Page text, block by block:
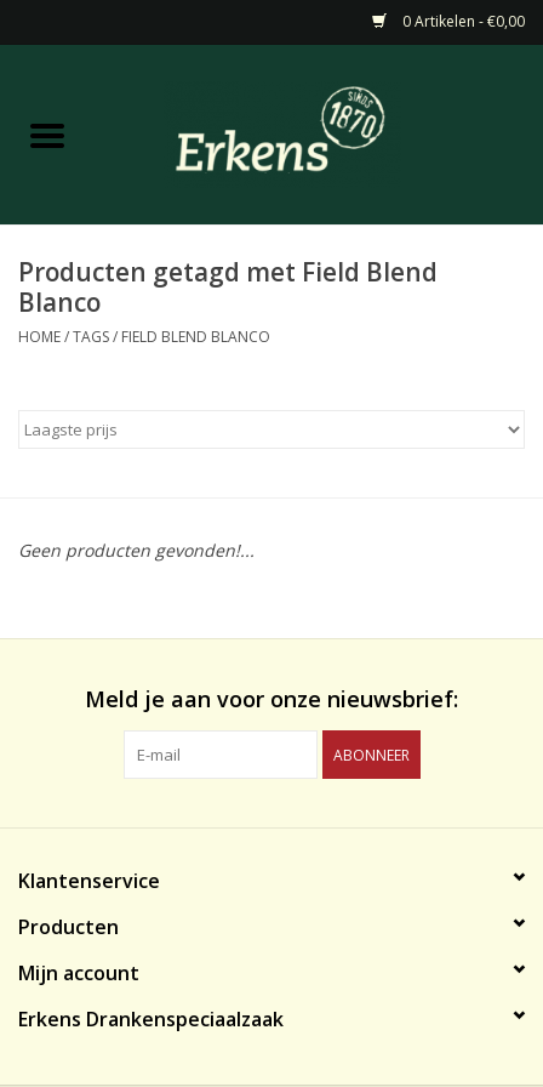
0 Artikelen - €0,00
Home
likeuren&Overig
Producten getagd met Field Blend
Blanco
HOME/TAGS/ FIELD BLEND BLANCO
Geen producten gevonden!...
Meld je aan voor onze nieuwsbrief:
ABONNEER
Klantenservice
Producten
Mijn account
Erkens Drankenspeciaalzaak